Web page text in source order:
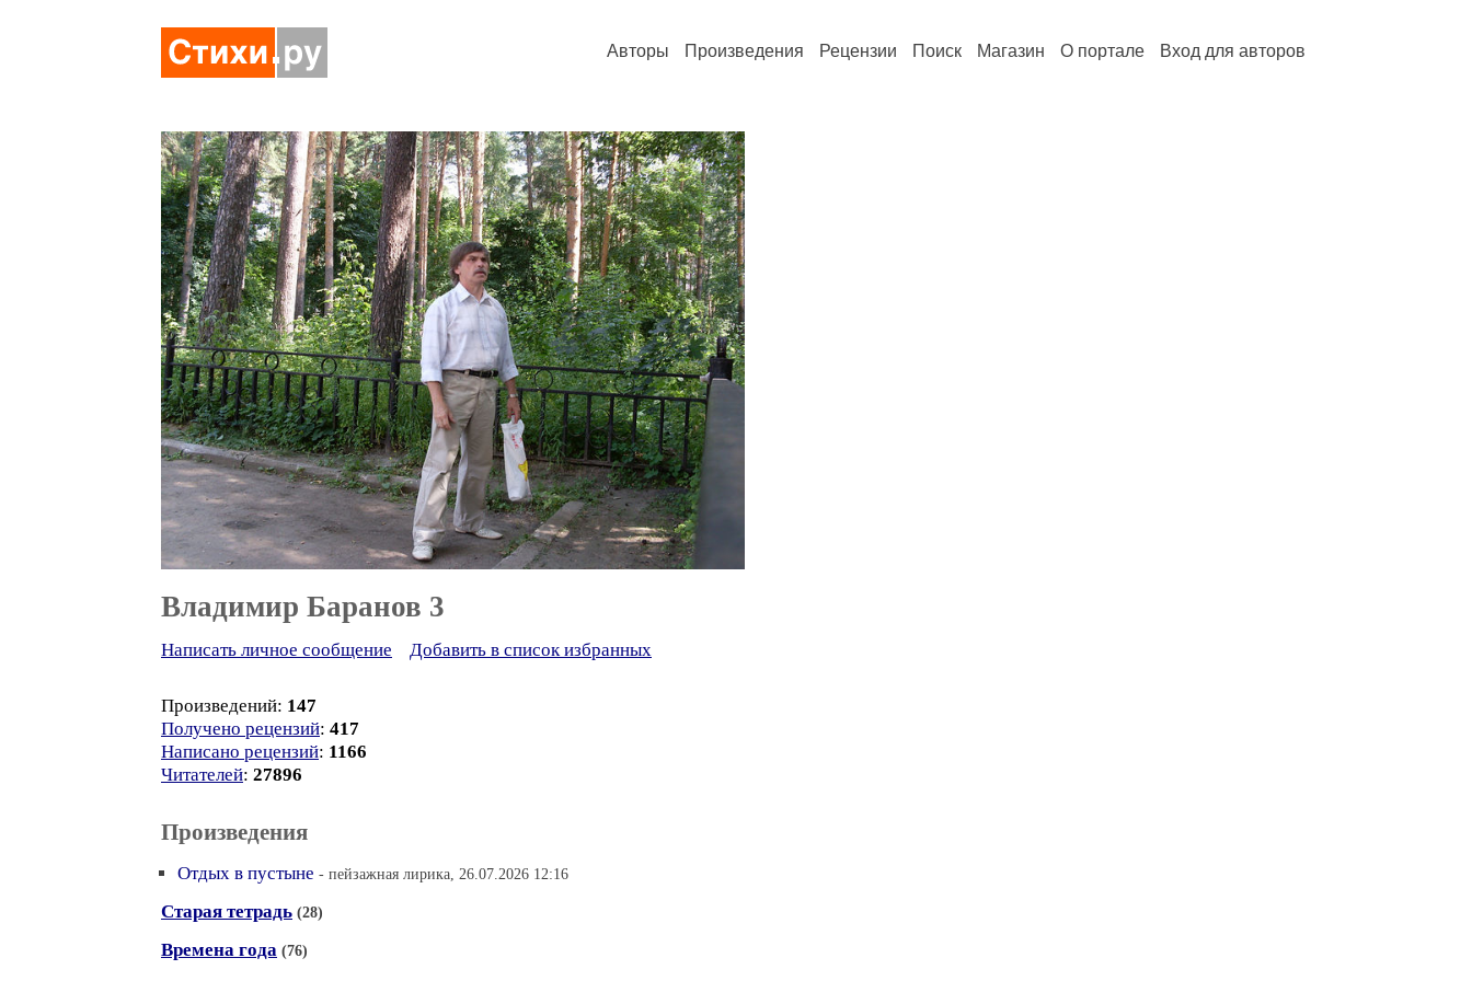
Авторы Произведения Рецензии Поиск Магазин О портале Вход для авторов
Владимир Баранов 3
Написать личное сообщение Добавить в список избранных
Произведений: 147
Получено рецензий: 417
Написано рецензий: 1166
Читателей: 27896
Произведения
Отдых в пустыне - пейзажная лирика, 26.07.2026 12:16
Старая тетрадь (28)
Времена года (76)